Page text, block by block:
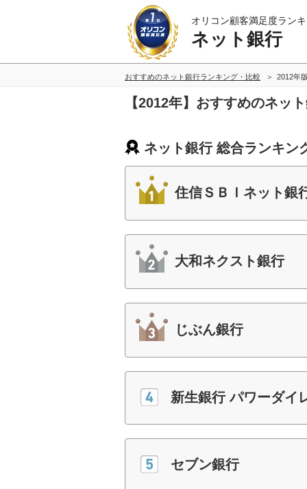
オリコン顧客満足度ラン
ネット銀行
おすすめのネット銀行ランキング・比較 2012年
【2012年】おすすめのネッ
ネット銀行 総合ランキン
住信ＳＢＩネット銀
大和ネクスト銀行
じぶん銀行
新生銀行 パワーダイ
セブン銀行